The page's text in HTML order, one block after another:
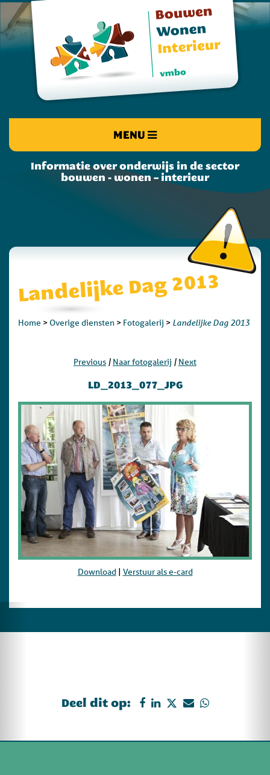
MENU
Informatie over onderwijs in de sector
bouwen - wonen – interieur
Landelijke Dag 2013
Home > Overige diensten > Fotogalerij > Landelijke Dag 2013
Previous | Naar fotogalerij | Next
LD_2013_077_JPG
Download| Verstuur als e-card
Deel dit op: